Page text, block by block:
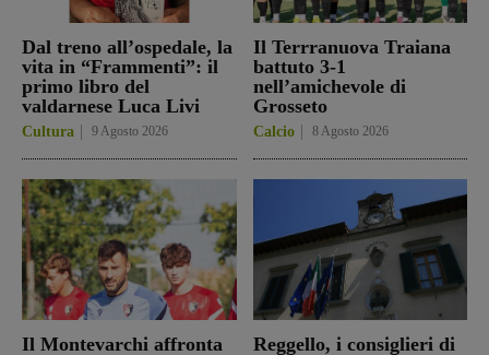
Dal treno all’ospedale, la
vita in “Frammenti”: il
primo libro del
valdarnese Luca Livi
Cultura 9 Agosto 2026
Il Terrranuova Traiana
battuto 3-1
nell’amichevole di
Grosseto
Calcio 8 Agosto 2026
Il Montevarchi affronta
Reggello, i consiglieri di